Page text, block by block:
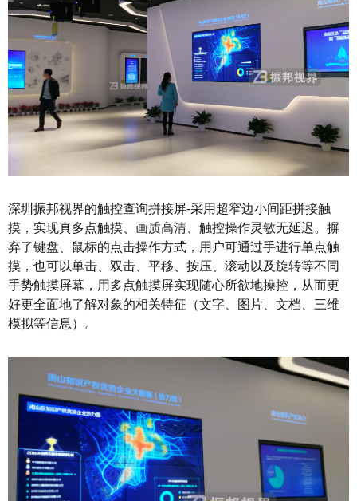
深圳振邦视界的触控查询拼接屏-采用超窄边小间距拼接触
摸，实现真多点触摸、画质高清、触控操作灵敏无延迟。摒
弃了键盘、鼠标的点击操作方式，用户可通过手进行单点触
摸，也可以单击、双击、平移、按压、滚动以及旋转等不同
手势触摸屏幕，用多点触摸屏实现随心所欲地操控，从而更
好更全面地了解对象的相关特征（文字、图片、文档、三维
模拟等信息）。